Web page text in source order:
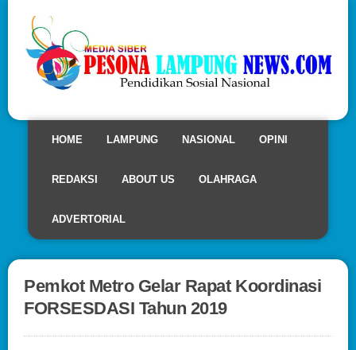
HOME LAMPUNG NASIONAL OPINI
REDAKSI ABOUT US OLAHRAGA
ADVERTORIAL
Pemkot Metro Gelar Rapat Koordinasi
FORSESDASI Tahun 2019